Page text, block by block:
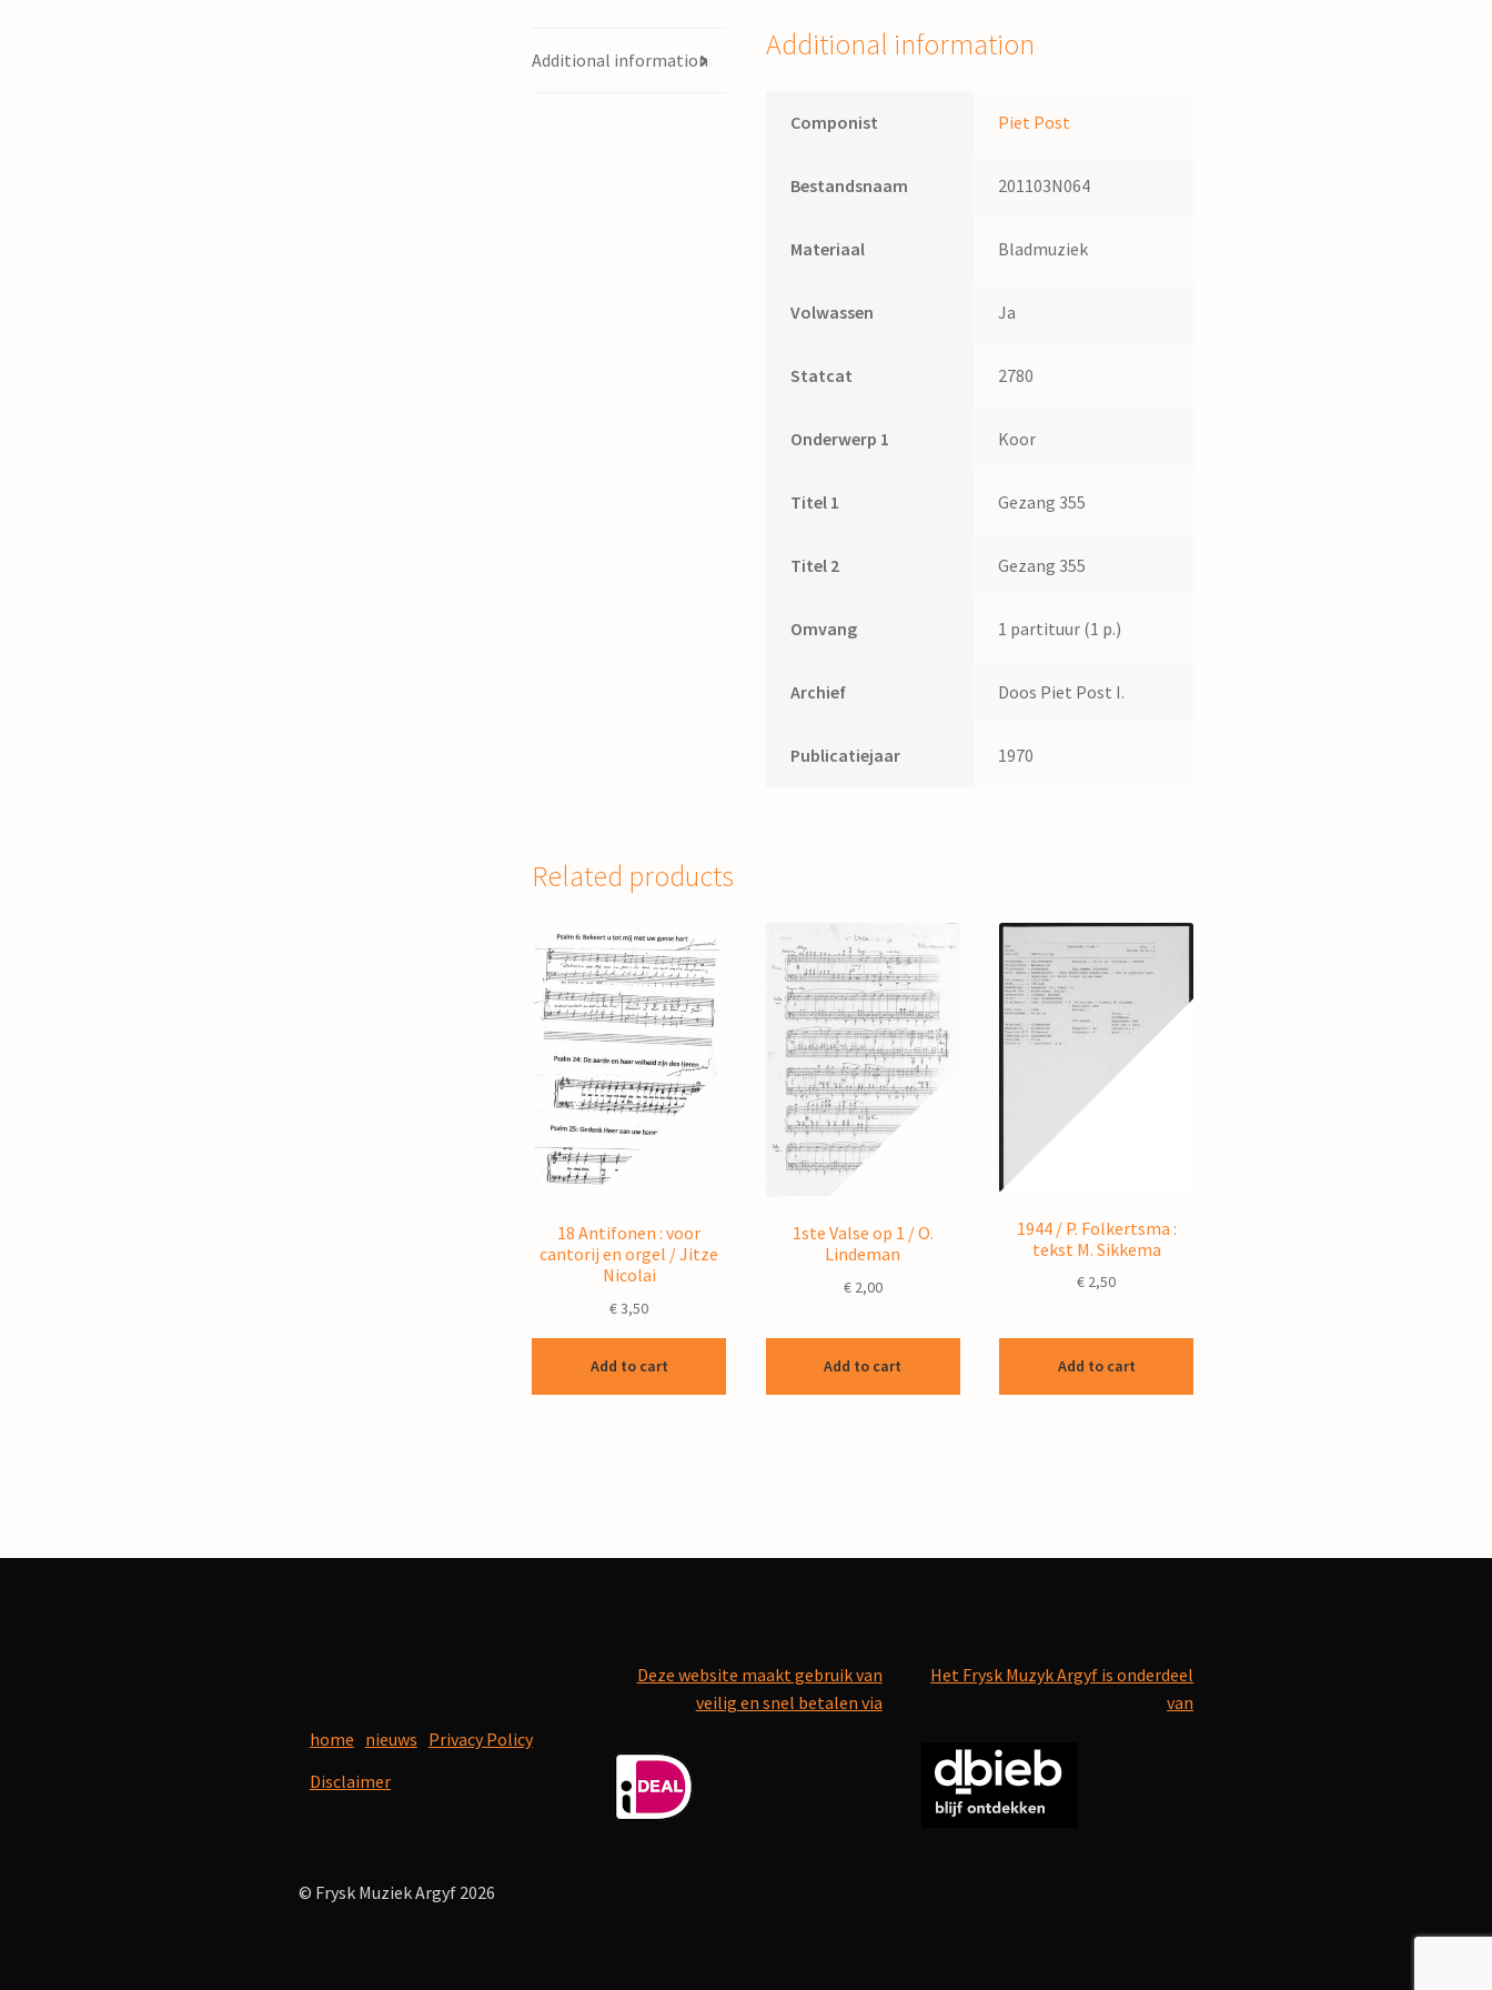
Additional information Additional information
Componist Piet Post
Bestandsnaam 201103N064
Materiaal Bladmuziek
Volwassen Ja
Statcat 2780
Onderwerp 1 Koor
Titel 1 Gezang 355
Titel 2 Gezang 355
Omvang 1 partituur (1 p.)
Archief Doos Piet Post I.
Publicatiejaar 1970
Related products
18 Antifonen : voor
cantorij en orgel / Jitze
Nicolai
€3,50
Add to cart
1ste Valse op 1 / O.
Lindeman
€2,00
Add to cart
1944 / P. Folkertsma :
tekst M. Sikkema
€ 2,50
Add to cart
home nieuws Privacy Policy
Disclaimer
Deze website maakt gebruik van
veilig en snel betalen via
Het Frysk Muzyk Argyf is onderdeel
van
© Frysk Muziek Argyf 2026